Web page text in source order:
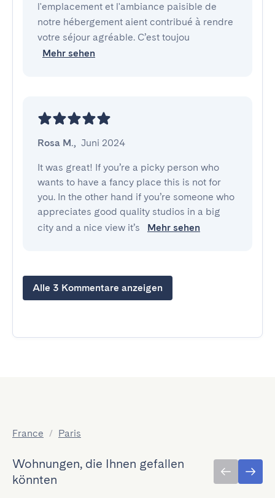
l'emplacement et l'ambiance paisible de
notre hébergement aient contribué à rendre
votre séjour agréable. C’est toujou
Mehr sehen
Rosa M., Juni 2024
It was great! If you’re a picky person who
wants to have a fancy place this is not for
you. In the other hand if you’re someone who
appreciates good quality studios in a big
city and a nice view it’s
Mehr sehen
Alle 3 Kommentare anzeigen
France / Paris
Wohnungen, die Ihnen gefallen
könnten